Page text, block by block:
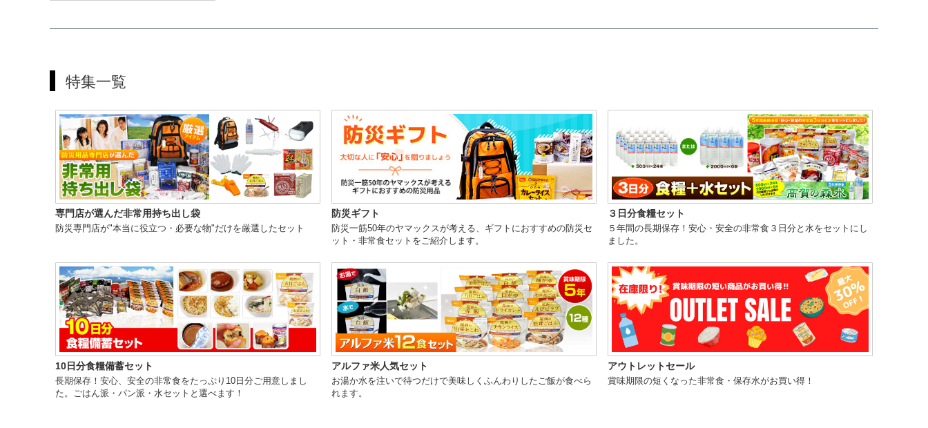
特集一覧
専門店が選んだ非常用持ち出し袋
防災専門店が"本当に役立つ・必要な物"だけを厳選したセット
防災ギフト
防災一筋50年のヤマックスが考える、ギフトにおすすめの防災セ
ット・非常食セットをご紹介します。
３日分食糧セット
５年間の長期保存！安心・安全の非常食３日分と水をセットにし
ました。
10日分食糧備蓄セット
長期保存！安心、安全の非常食をたっぷり10日分ご用意しまし
た。ごはん派・パン派・水セットと選べます！
アルファ米人気セット
お湯か水を注いで待つだけで美味しくふんわりしたご飯が食べら
れます。
アウトレットセール
賞味期限の短くなった非常食・保存水がお買い得！